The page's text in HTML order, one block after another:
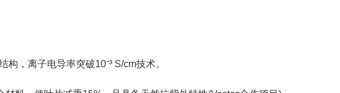
，离子电导率突破10⁻³ S/cm技术。